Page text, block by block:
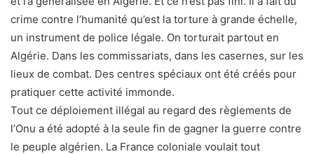
crime contre l’humanité qu’est la torture à grande échelle,
un instrument de police légale. On torturait partout en
Algérie. Dans les commissariats, dans les casernes, sur les
lieux de combat. Des centres spéciaux ont été créés pour
pratiquer cette activité immonde.
Tout ce déploiement illégal au regard des règlements de
l’Onu a été adopté à la seule fin de gagner la guerre contre
le peuple algérien. La France coloniale voulait tout